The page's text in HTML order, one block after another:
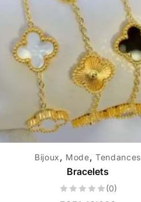
Bijoux, Mode, Tendances
Bracelets
(0)